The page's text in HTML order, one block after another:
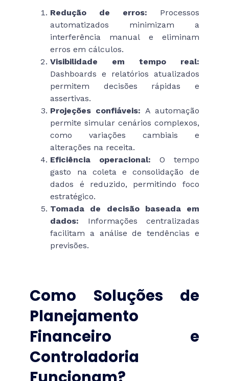
Redução de erros: Processos
automatizados minimizam a
interferência manual e eliminam
erros em cálculos.
Visibilidade em tempo real:
Dashboards e relatórios atualizados
permitem decisões rápidas e
assertivas.
Projeções confiáveis: A automação
permite simular cenários complexos,
como variações cambiais e
alterações na receita.
Eficiência operacional: O tempo
gasto na coleta e consolidação de
dados é reduzido, permitindo foco
estratégico.
Tomada de decisão baseada em
dados: Informações centralizadas
facilitam a análise de tendências e
previsões.
Como Soluções de
Planejamento
Financeiro e
Controladoria